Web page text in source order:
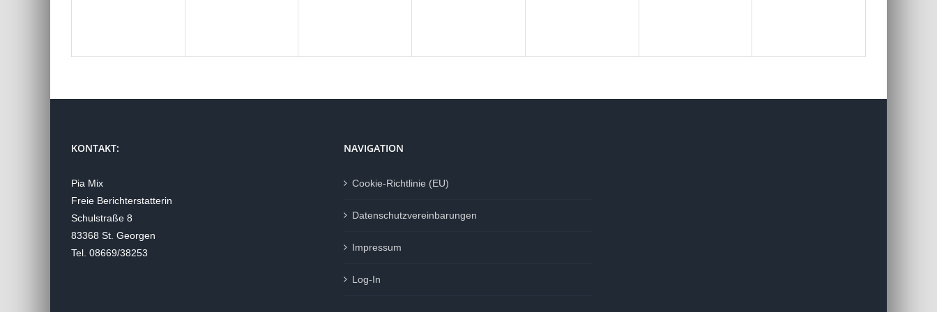
KONTAKT:
Pia Mix
Freie Berichterstatterin
Schulstraße 8
83368 St. Georgen
Tel. 08669/38253
NAVIGATION
Cookie-Richtlinie (EU)
Datenschutzvereinbarungen
Impressum
Log-In